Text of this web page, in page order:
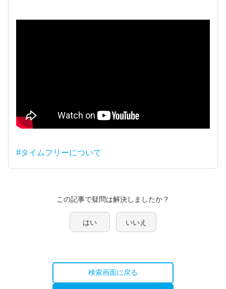
#タイムフリーについて
この記事で疑問は解決しましたか？
はい いいえ
検索画面に戻る